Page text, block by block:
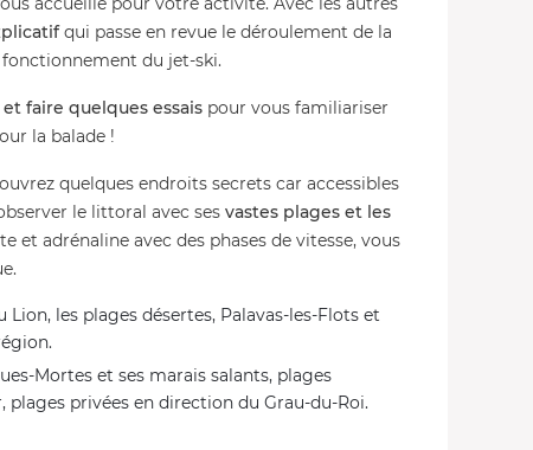
qui passe en revue le déroulement de la
du jet-ski.
faire quelques essais pour vous familiariser
la balade !
quelques endroits secrets car accessibles
le littoral avec ses vastes plages et les
et adrénaline avec des phases de vitesse, vous
Lion, les plages désertes, Palavas-les-Flots et
Mortes et ses marais salants, plages
privées en direction du Grau-du-Roi.